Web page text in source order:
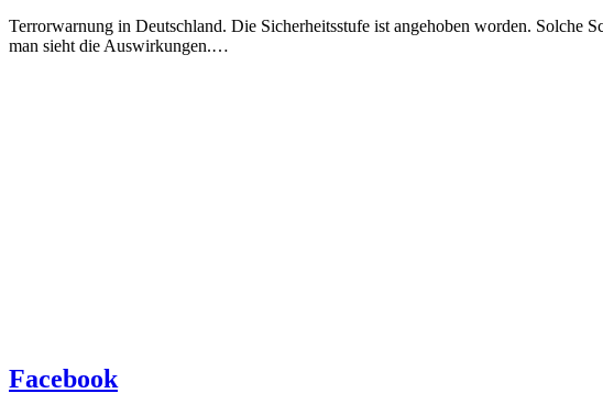
Terrorwarnung in Deutschland. Die Sicherheitsstufe ist angehoben worden. Solche Schlagzeilen dominieren ja zurzeit die Medien. Der Innenminister sieht eine erhöhte Gefahr für Anschläge in Deutschland. Und
man sieht die Auswirkungen.…
Facebook